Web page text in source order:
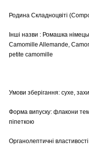
Родина Складноцвіті
Інші назви : Ромашка
Camomille Allemande,
petite camomille
Умови зберігання: сухе,
Форма випуску: флакони
піпеткою
Органолептичні властивості